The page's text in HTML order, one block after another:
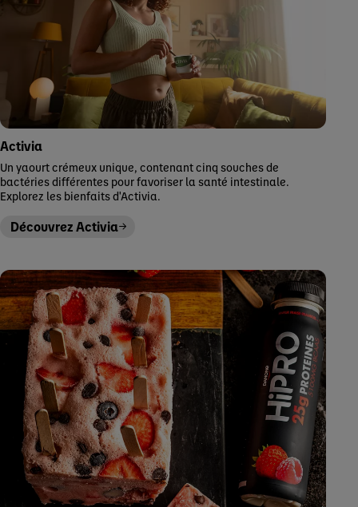
Activia
Un yaourt crémeux unique, contenant cinq souches de
bactéries différentes pour favoriser la santé intestinale.
Explorez les bienfaits d'Activia.
Découvrez Activia